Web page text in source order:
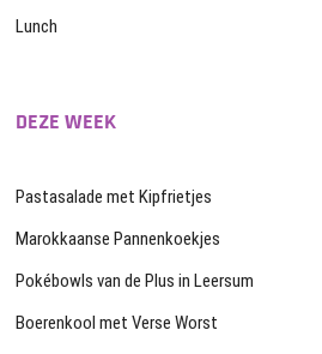
Lunch
DEZE WEEK
Pastasalade met Kipfrietjes
Marokkaanse Pannenkoekjes
Pokébowls van de Plus in Leersum
Boerenkool met Verse Worst